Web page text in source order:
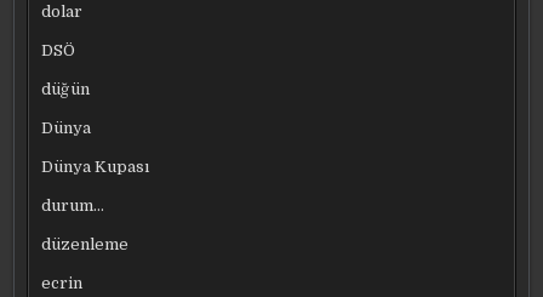
dolar
DSÖ
düğün
Dünya
Dünya Kupası
durum…
düzenleme
ecrin